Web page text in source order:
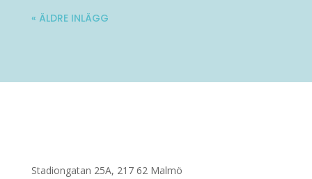
« ÄLDRE INLÄGG
Stadiongatan 25A, 217 62 Malmö